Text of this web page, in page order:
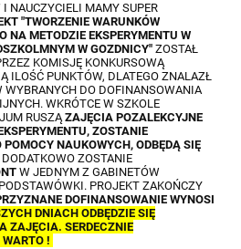
NAUCZYCIELI MAMY SUPER
"TWORZENIE WARUNKÓW
NA METODZIE EKSPERYMENTU W
W GOZDNICY"ZOSTAŁ
KOMISJĘ KONKURSOWĄ
ILOŚĆ PUNKTÓW, DLATEGO ZNALAZŁ
WYBRANYCH DO DOFINANSOWANIA
WKRÓTCE W SZKOLE
RUSZĄZAJĘCIA POZALEKCYJNE
ZOSTANIE
NAUKOWYCH, ODBĘDĄ SIĘ
DODATKOWO ZOSTANIE
W JEDNYM Z GABINETÓW
PROJEKT ZAKOŃCZY
DOFINANSOWANIE WYNOSI
DNIACH ODBĘDZIE SIĘ
ZAJĘCIA. SERDECZNIE
!